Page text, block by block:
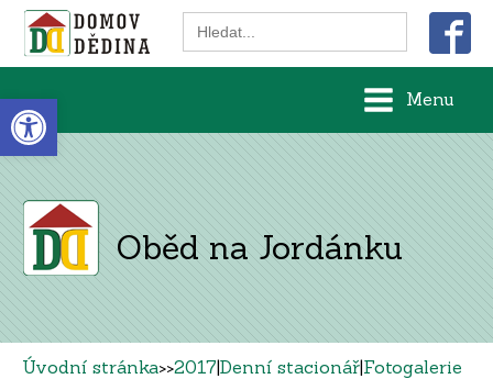
Open toolbar
Search
for:
Menu
Oběd na Jordánku
Úvodní stránka>>2017|Denní stacionář|Fotogalerie